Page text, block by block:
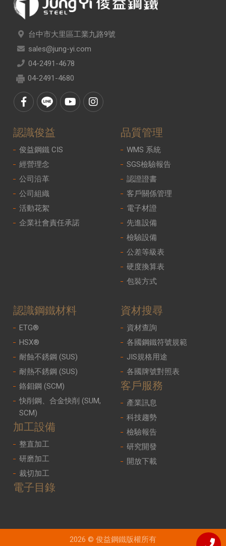
台中市大里區工業九路9號
sales@jung-yi.com
04-2491-4678
04-2491-4680
認識俊益
俊益鋼鐵 CIS
經營理念
公司沿革
公司組織
活動花絮
企業社會責任承諾
品質管理
WMS 系統
SGS檢驗報告
認證證書
客戶關係管理
電子材證
先進設備
檢驗設備
公差等級表
硬度換算表
包裝方式
認識鋼鐵材料
ETG®
HSX®
耐蝕不銹鋼 (SUS)
耐熱不銹鋼 (SUS)
鉻鉬鋼 (SCM)
快削鋼、合金快削 (SUM,
SCM)
加工設備
整直加工
研磨加工
裁切加工
電子目錄
資材搜尋
資材查詢
各國鋼鐵符號規範
JIS規格用途
各國牌號對照表
客戶服務
產業訊息
科技趨勢
檢驗報告
研究開發
開放下載
2026 © 俊益鋼鐵版權所有